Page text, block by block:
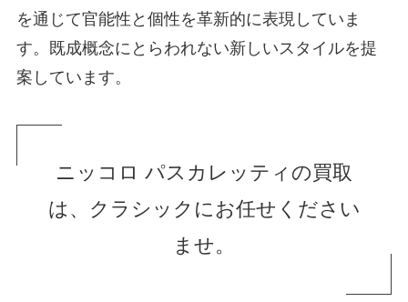
を通じて官能性と個性を革新的に表現していま
す。既成概念にとらわれない新しいスタイルを提
案しています。
ニッコロ パスカレッティの買取
は、クラシックにお任せください
ませ。